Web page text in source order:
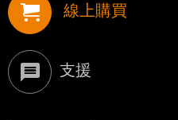
線上購買
支援